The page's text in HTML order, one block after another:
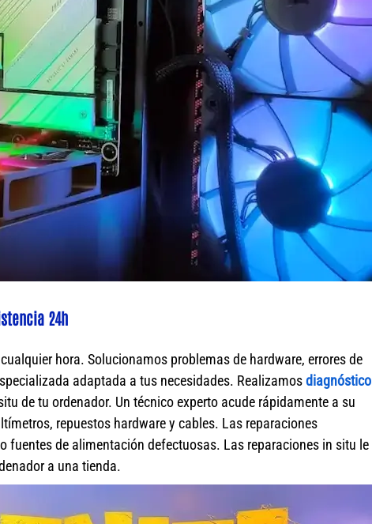
24h
hora. Solucionamos problemas de hardware, errores de
adaptada a tus necesidades. Realizamosdiagnóstico
de tu ordenador. Un técnico experto acude rápidamente a su
repuestos hardware y cables. Las reparaciones
fuentes de alimentación defectuosas. Las reparaciones in situ le
a una tienda.